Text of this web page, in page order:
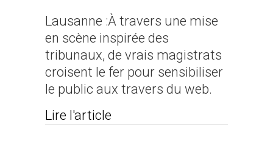
Lausanne :À travers une mise
en scène inspirée des
tribunaux, de vrais magistrats
croisent le fer pour sensibiliser
le public aux travers du web.
Lire l'article